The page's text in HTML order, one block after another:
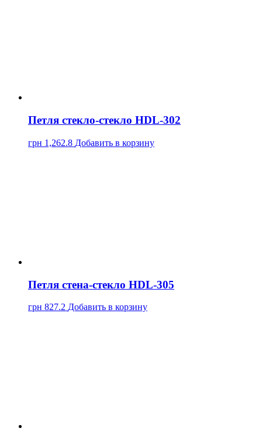
Петля стекло-стекло HDL-302
грн 1,262.8 Добавить в корзину
Петля стена-стекло HDL-305
грн 827.2 Добавить в корзину